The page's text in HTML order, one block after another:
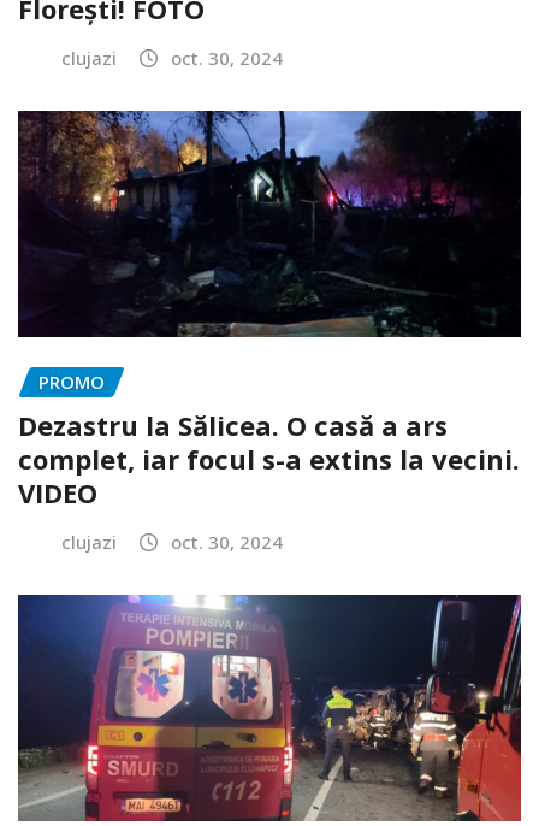
Florești! FOTO
clujazi oct. 30, 2024
PROMO
Dezastru la Sălicea. O casă a ars
complet, iar focul s-a extins la vecini.
VIDEO
clujazi oct. 30, 2024